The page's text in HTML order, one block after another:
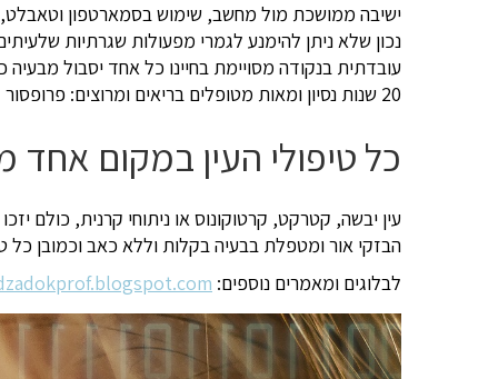
ישיבה ממושכת מול מחשב, שימוש בסמארטפון וטאבלט,
נכון שלא ניתן להימנע לגמרי מפעולות שגרתיות
עובדתית בנקודה מסויימת בחיינו כל אחד יסבול
20 שנות נסיון ומאות מטופלים בריאים ומרוצים: פרופסור דוד צדוק, מנהל מחלקת העיניים בביה"ח
כל טיפולי העין במקום אחד
עין יבשה, קטרקט, קרטוקונוס או ניתוחי קרנית, כולם
הבזקי אור ומטפלת בבעיה בקלות וללא כאב וכמובן כל
לבלוגים ומאמרים נוספים: